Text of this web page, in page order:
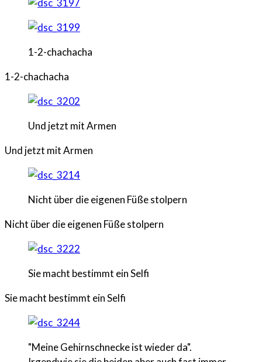
1-2-chachacha
1-2-chachacha
Und jetzt mit Armen
Und jetzt mit Armen
Nicht über die eigenen Füße stolpern
Nicht über die eigenen Füße stolpern
Sie macht bestimmt ein Selfi
Sie macht bestimmt ein Selfi
"Meine Gehirnschnecke ist wieder da".